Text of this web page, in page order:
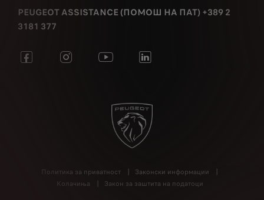
PEUGEOT ASSISTANCE (ПОМОШ НА ПАТ) +389 2
3181 377
Политика за приватност
Законски информации
Колачиња
Закон за заштита на податоци